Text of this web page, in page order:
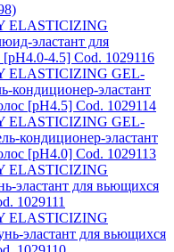
ELASTICIZING
эластант для
4.5] Cod. 1029116
ELASTICIZING GEL-
кондиционер-эластант
[pH4.5] Cod. 1029114
ELASTICIZING GEL-
кондиционер-эластант
[pH4.0] Cod. 1029113
ELASTICIZING
эластант для вьющихся
1029111
ELASTICIZING
эластант для вьющихся